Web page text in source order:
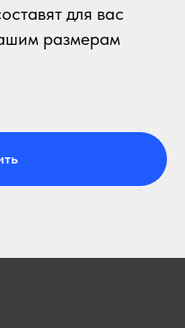
для вас
размерам